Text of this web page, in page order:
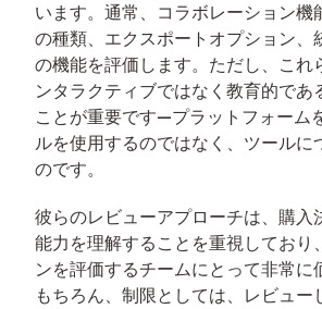
います。通常、コラボレーション機
の種類、エクスポートオプション、
の機能を評価します。ただし、これ
ンタラクティブではなく教育的であ
ことが重要です—プラットフォーム
ルを使用するのではなく、ツールに
のです。
彼らのレビューアプローチは、購入
能力を理解することを重視しており
ンを評価するチームにとって非常に
もちろん、制限としては、レビュー